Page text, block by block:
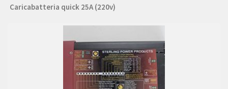
Caricabatteria quick 25A (220v)